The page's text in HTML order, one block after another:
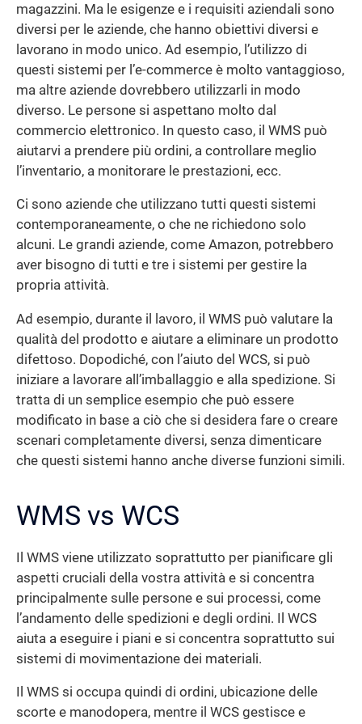
magazzini. Ma le esigenze e i requisiti aziendali sono
diversi per le aziende, che hanno obiettivi diversi e
lavorano in modo unico. Ad esempio, l’utilizzo di
questi sistemi per l’e-commerce è molto vantaggioso,
ma altre aziende dovrebbero utilizzarli in modo
diverso. Le persone si aspettano molto dal
commercio elettronico. In questo caso, il WMS può
aiutarvi a prendere più ordini, a controllare meglio
l’inventario, a monitorare le prestazioni, ecc.
Ci sono aziende che utilizzano tutti questi sistemi
contemporaneamente, o che ne richiedono solo
alcuni. Le grandi aziende, come Amazon, potrebbero
aver bisogno di tutti e tre i sistemi per gestire la
propria attività.
Ad esempio, durante il lavoro, il WMS può valutare la
qualità del prodotto e aiutare a eliminare un prodotto
difettoso. Dopodiché, con l’aiuto del WCS, si può
iniziare a lavorare all’imballaggio e alla spedizione. Si
tratta di un semplice esempio che può essere
modificato in base a ciò che si desidera fare o creare
scenari completamente diversi, senza dimenticare
che questi sistemi hanno anche diverse funzioni simili.
WMS vs WCS
Il WMS viene utilizzato soprattutto per pianificare gli
aspetti cruciali della vostra attività e si concentra
principalmente sulle persone e sui processi, come
l’andamento delle spedizioni e degli ordini. Il WCS
aiuta a eseguire i piani e si concentra soprattutto sui
sistemi di movimentazione dei materiali.
Il WMS si occupa quindi di ordini, ubicazione delle
scorte e manodopera, mentre il WCS gestisce e